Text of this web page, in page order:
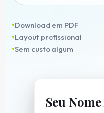
Download em PDF
Layout profissional
Sem custo algum
Seu